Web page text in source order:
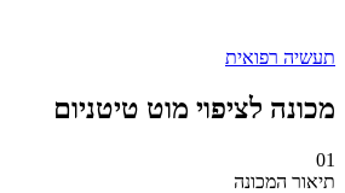
תעשיה רפואית
מכונה לציפוי מוט טיטניום
01
תיאור המכונה